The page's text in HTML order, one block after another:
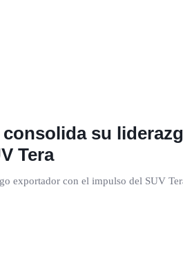
su
Tera
exportador con el impulso del SUV